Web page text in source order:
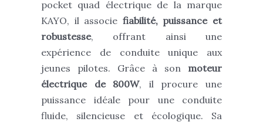
pocket quad électrique de la marque
KAYO, il associe fiabilité, puissance et
robustesse, offrant ainsi une
expérience de conduite unique aux
jeunes pilotes. Grâce à son moteur
électrique de 800W, il procure une
puissance idéale pour une conduite
fluide, silencieuse et écologique. Sa